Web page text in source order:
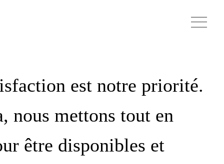
est notre priorité.
nous mettons tout en
être disponibles et